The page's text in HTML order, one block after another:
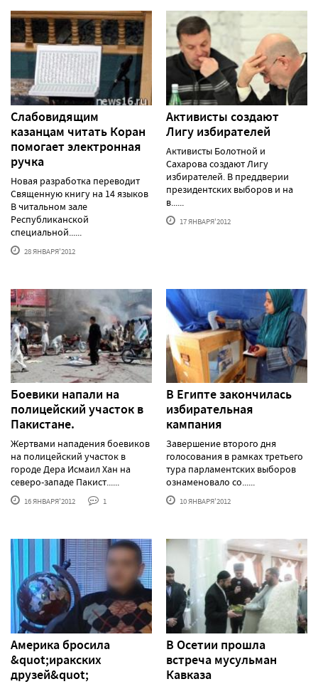
Слабовидящим
казанцам читать Коран
помогает электронная
ручка
Новая разработка переводит
Священную книгу на 14 языков
В читальном зале
Республиканской
специальной......
28 ЯНВАРЯ'2012
Активисты создают
Лигу избирателей
Активисты Болотной и
Сахарова создают Лигу
избирателей. В преддверии
президентских выборов и на
в......
17 ЯНВАРЯ'2012
Боевики напали на
полицейский участок в
Пакистане.
Жертвами нападения боевиков
на полицейский участок в
городе Дера Исмаил Хан на
северо-западе Пакист......
16 ЯНВАРЯ'2012 1
В Египте закончилась
избирательная
кампания
Завершение второго дня
голосования в рамках третьего
тура парламентских выборов
ознаменовало со......
10 ЯНВАРЯ'2012
Америка бросила
&quot;иракских
друзей&quot;
В Осетии прошла
встреча мусульман
Кавказа